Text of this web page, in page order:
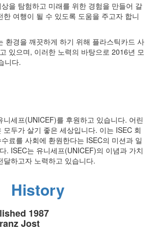
을 탐험하고 미래를 위한 경험을 만들어 갈
여행이 될 수 있도록 도움을 주고자 합니
환경을 깨끗하게 하기 위해 플라스틱카드 사
있으며, 이러한 노력의 바탕으로 2016년 모
니다.
니세프(UNICEF)를 후원하고 있습니다. 어린
모두가 살기 좋은 세상입니다. 이는 ISEC 회
료를 사회에 환원한다는 ISEC의 미션과 일
. ISEC는 유니세프(UNICEF)의 이념과 가치
달하고자 노력하고 있습니다.
History
1987
Jost